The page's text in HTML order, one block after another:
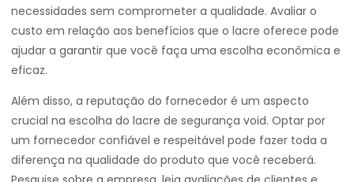
necessidades sem comprometer a qualidade. Avaliar o
custo em relação aos benefícios que o lacre oferece pode
ajudar a garantir que você faça uma escolha econômica e
eficaz.
Além disso, a reputação do fornecedor é um aspecto
crucial na escolha do lacre de segurança void. Optar por
um fornecedor confiável e respeitável pode fazer toda a
diferença na qualidade do produto que você receberá.